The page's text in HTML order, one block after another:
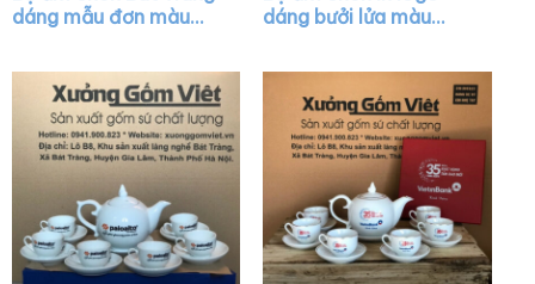
dáng mẫu đơn màu
AC37
dáng bưởi lửa màu